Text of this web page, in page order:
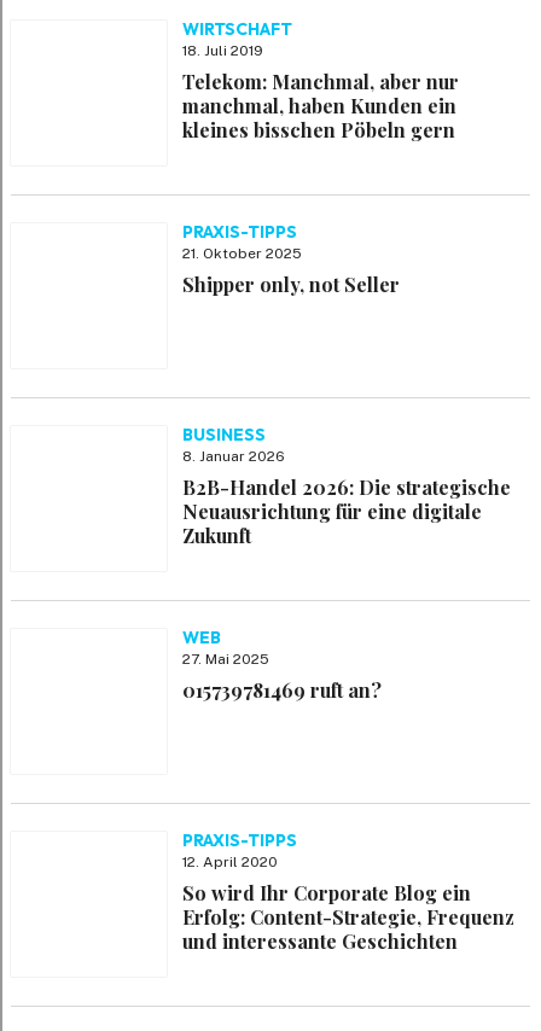
WIRTSCHAFT
18. Juli 2019
Telekom: Manchmal, aber nur
manchmal, haben Kunden ein
kleines bisschen Pöbeln gern
PRAXIS-TIPPS
21. Oktober 2025
Shipper only, not Seller
BUSINESS
8. Januar 2026
B2B-Handel 2026: Die strategische
Neuausrichtung für eine digitale
Zukunft
WEB
27. Mai 2025
015739781469 ruft an?
PRAXIS-TIPPS
12. April 2020
So wird Ihr Corporate Blog ein
Erfolg: Content-Strategie, Frequenz
und interessante Geschichten